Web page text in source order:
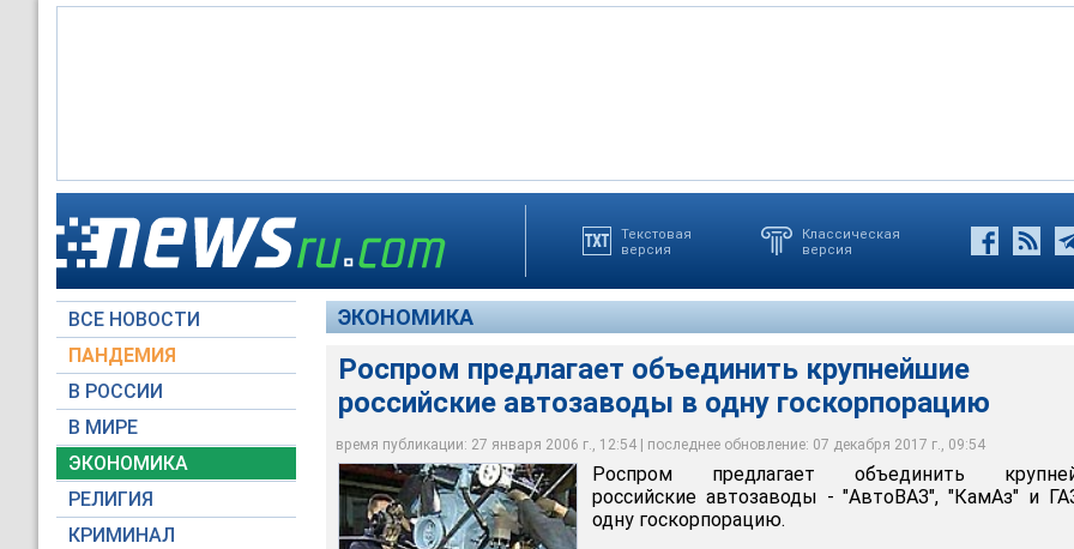
Текстовая
версия
Классическая
версия
ВСЕ НОВОСТИ
ПАНДЕМИЯ
В РОССИИ
В МИРЕ
ЭКОНОМИКА
РЕЛИГИЯ
КРИМИНАЛ
ЭКОНОМИКА
Роспром предлагает объединить крупнейшие
российские автозаводы в одну госкорпорацию
время публикации: 27 января 2006 г., 12:54 | последнее обновление: 07 декабря 2017 г., 09:54
Роспром предлагает объединить крупнейшие российские автозаводы в одну
госкорпорацию
Архив NEWSru.com
Роспром предлагает объединить
российские автозаводы - "АвтоВАЗ", "КамАз" и
одну госкорпорацию.